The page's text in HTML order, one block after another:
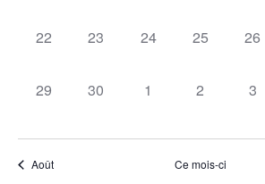
0
22
0
23
0
24
0
25
0
26
0
29
0
30
0
1
0
2
0
3
Août Ce mois-ci